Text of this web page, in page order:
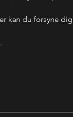
kan du forsyne